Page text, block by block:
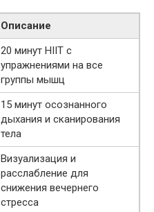
Описание
20 минут HIIT с
упражнениями на все
группы мышц
15 минут осознанного
дыхания и сканирования
тела
Визуализация и
расслабление для
снижения вечернего
стресса